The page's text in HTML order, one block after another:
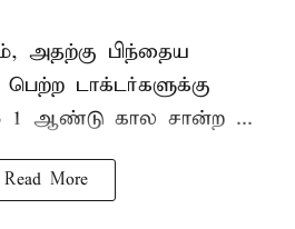
அதற்கு பிந்தைய
பெற்ற டாக்டர்களுக்கு
ஆண்டு கால சான்ற ...
Read More